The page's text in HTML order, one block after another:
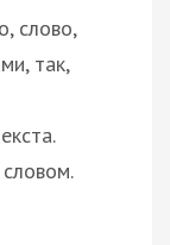
слово,
так,